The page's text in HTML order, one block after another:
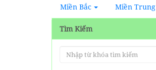
Miền Bắc Miền Trung
Tìm Kiếm